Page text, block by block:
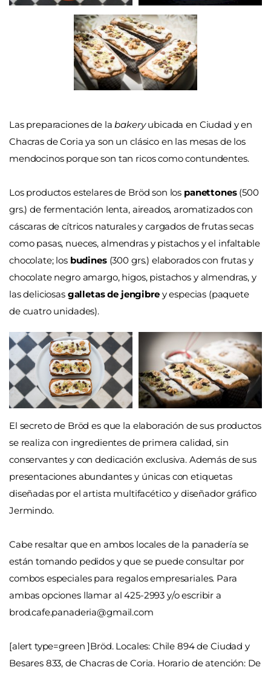
Las preparaciones de labakeryubicada en Ciudad y en
Chacras de Coria ya son un clásico en las mesas de los
mendocinos porque son tan ricos como contundentes.
Los productos estelares de Bröd son los panettones(500
grs.) de fermentación lenta, aireados, aromatizados con
cáscaras de cítricos naturales y cargados de frutas secas
como pasas, nueces, almendras y pistachos y el infaltable
chocolate; los budines (300 grs.) elaborados con frutas y
chocolate negro amargo, higos, pistachos y almendras, y
las deliciosas galletas de jengibrey especias (paquete
de cuatro unidades).
El secreto de Bröd es que la elaboración de sus productos
se realiza con ingredientes de primera calidad, sin
conservantes y con dedicación exclusiva. Además de sus
presentaciones abundantes y únicas con etiquetas
diseñadas por el artista multifacético y diseñador gráfico
Jermindo.
Cabe resaltar que en ambos locales de la panadería se
están tomando pedidos y que se puede consultar por
combos especiales para regalos empresariales. Para
ambas opciones llamar al 425-2993 y/o escribir a
brod.cafe.panaderia@gmail.com
[alert type=green ]Bröd. Locales: Chile 894 de Ciudad y
Besares 833, de Chacras de Coria. Horario de atención: De